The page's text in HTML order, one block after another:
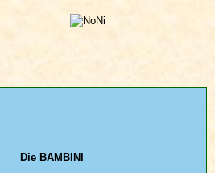
Die BAMBINI